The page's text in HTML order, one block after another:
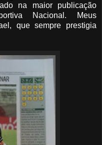
na maior publicação
Nacional. Meus
que sempre prestigia